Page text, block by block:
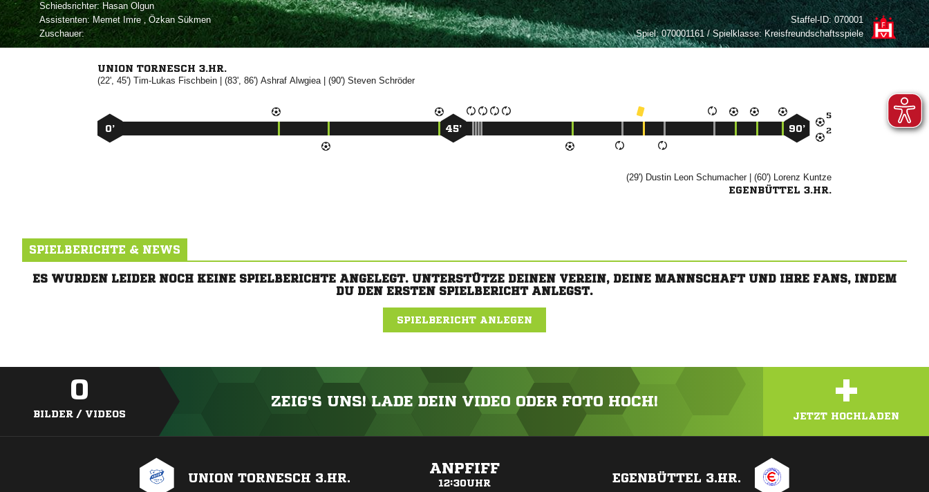
Schiedsrichter: 
Assistenten:   ,  
Zuschauer:
Staffel-ID:070001
Spiel:070001161 / Spielklasse: Kreisfreundschaftsspiele
UNION TORNESCH 3.HR.
(22', 45')  | (83', 86') | (90') 


0’ 45’ 90’
(29')   | (60')  
EGENBÜTTEL 3.HR.
SPIELBERICHTE & NEWS
ES WURDEN LEIDER NOCH KEINE SPIELBERICHTE ANGELEGT. UNTERSTÜTZE DEINEN VEREIN, DEINE MANNSCHAFT UND IHRE FANS, INDEM
DU DEN ERSTEN SPIELBERICHT ANLEGST.
SPIELBERICHT ANLEGEN
0
BILDER / VIDEOS
ZEIG'S UNS! LADE DEIN VIDEO ODER FOTO HOCH! +
JETZT HOCHLADEN
UNION TORNESCH 3.HR.
ANPFIFF
12:30UHR EGENBÜTTEL 3.HR.